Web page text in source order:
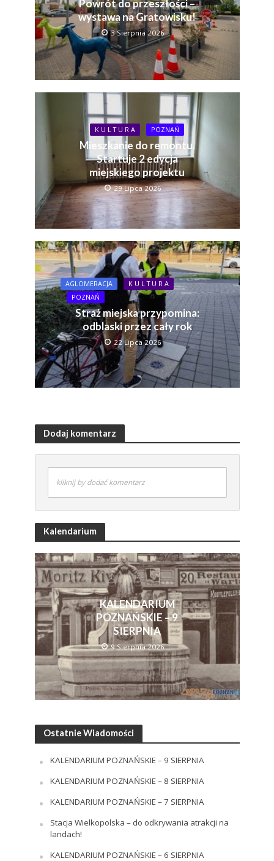
Powrót do przeszłości –
wystawa na Gratowisku!
3 Sierpnia 2026
K U L T U R A POZNAŃ
Mieszkanie do remontu.
Startuje 2 edycja
miejskiego projektu
29 Lipca 2026
AGLOMERACJA
K U L T U R A
POZNAŃ
Straż miejska przypomina:
odblaski przez cały rok
22 Lipca 2026
Dodaj komentarz
kliknij by dodać komentarz
Kalendarium
KALENDARIUM
POZNAŃSKIE – 9
SIERPNIA
9 Sierpnia 2026
Ostatnie Wiadomości
KALENDARIUM POZNAŃSKIE – 9 SIERPNIA
KALENDARIUM POZNAŃSKIE – 8 SIERPNIA
KALENDARIUM POZNAŃSKIE – 7 SIERPNIA
Stacja Wielkopolska – do odkrywania atrakcji na
landach!
KALENDARIUM POZNAŃSKIE – 6 SIERPNIA